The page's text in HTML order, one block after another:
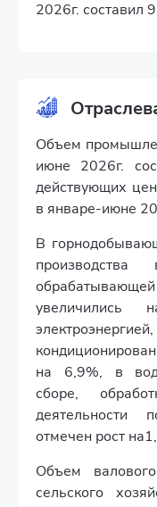
2026г. составил
Объем
июне 2026г.
действующих
в январе-июне
В
на 6,9%, в
сборе,
деятельности
отмечен рост
Объем
сельского